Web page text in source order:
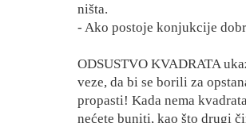
ništa.
- Ako postoje konjukcije
ODSUSTVO KVADRATA
veze, da bi se borili za
propasti! Kada nema
nećete buniti, kao što drugi